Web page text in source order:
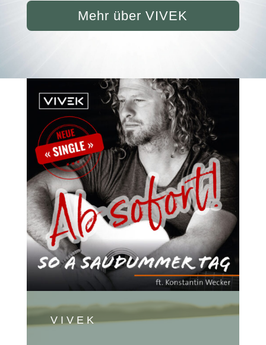
Mehr über VIVEK
VIVEK